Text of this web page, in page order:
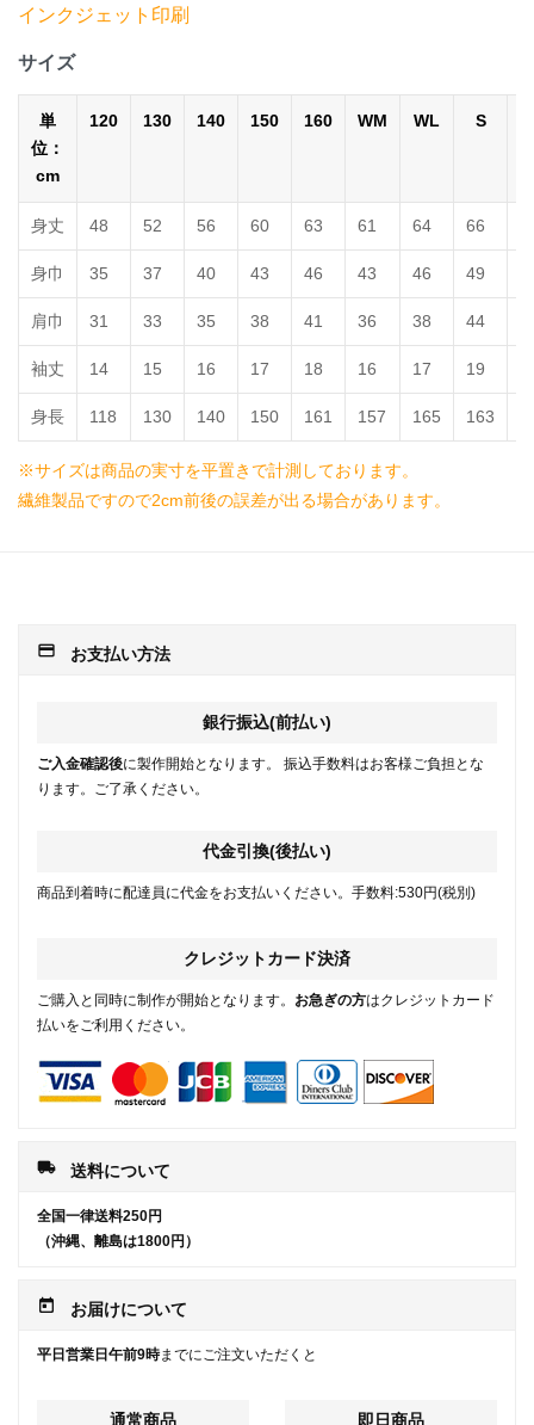
インクジェット印刷
サイズ
単
位：
cm
120 130 140 150 160 WM WL S
身丈 48 52 56 60 63 61 64 66
身巾 35 37 40 43 46 43 46 49
肩巾 31 33 35 38 41 36 38 44
袖丈 14 15 16 17 18 16 17 19
身長 118 130 140 150 161 157 165 163
※サイズは商品の実寸を平置きで計測しております。
繊維製品ですので2cm前後の誤差が出る場合があります。
payment お支払い方法
銀行振込(前払い)
ご入金確認後に製作開始となります。 振込手数料はお客様ご負担とな
ります。ご了承ください。
代金引換(後払い)
商品到着時に配達員に代金をお支払いください。手数料:530円(税別)
クレジットカード決済
ご購入と同時に制作が開始となります。 お急ぎの方はクレジットカード
払いをご利用ください。
local_shipping 送料について
全国一律送料250円
（沖縄、離島は1800円）
today お届けについて
平日営業日午前9時までにご注文いただくと
通常商品 即日商品